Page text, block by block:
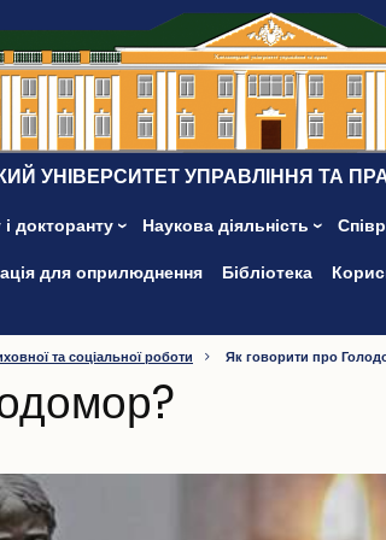
УНІВЕРСИТЕТ УПРАВЛІННЯ ТА
докторанту Наукова діяльність
для оприлюднення
Бібліотека
та соціальної роботи Як говорити про